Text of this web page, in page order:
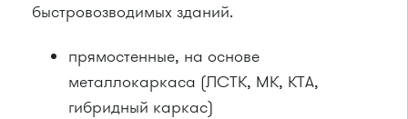
быстровозводимых зданий.
прямостенные, на основе
металлокаркаса (ЛСТК, МК, КТА,
гибридный каркас)